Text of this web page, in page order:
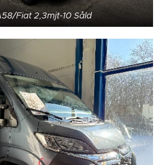
Fiat 2,3mjt-10 Såld